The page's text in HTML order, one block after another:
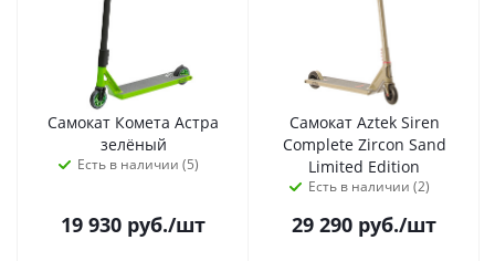
Самокат Комета Астра
зелёный
Есть в наличии (5)
19 930 руб./шт
Самокат Aztek Siren
Complete Zircon Sand
Limited Edition
Есть в наличии (2)
29 290 руб./шт